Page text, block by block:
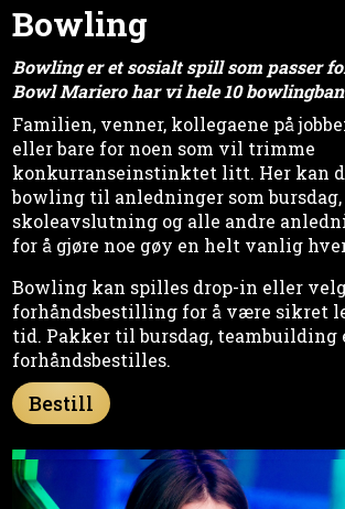
Bowling
Bowling er et sosialt spill som passer
Bowl Mariero har vi hele 10
Familien, venner, kollegaene på
eller bare for noen som vil trimme
konkurranseinstinktet litt. Her kan
bowling til anledninger som
skoleavslutning og alle andre
for å gjøre noe gøy en helt vanlig
Bowling kan spilles drop-in eller
forhåndsbestilling for å være sikret
tid. Pakker til bursdag, teambuilding
forhåndsbestilles.
Bestill